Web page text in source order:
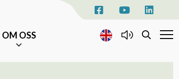
OM OSS
KONTAKTA OSS